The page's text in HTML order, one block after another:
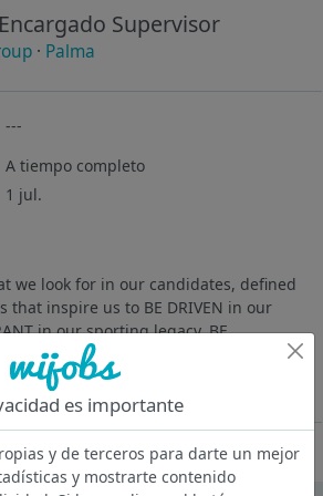
Supervisor
· Palma
---
A tiempo completo
1 jul.
we look for in our candidates, defined
that inspire us to BE DRIVEN in our
in our sporting legacy, BE
spirit, and BE YOU to let our individual
Oferta desactivada
es importante
y de terceros para darte un mejor
y mostrarte contenido